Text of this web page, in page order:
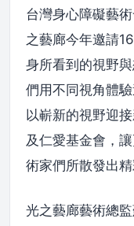
台灣身心障礙藝
之藝廊今年邀請
身所看到的視野
們用不同視角體
以嶄新的視野迎
及仁愛基金會，
術家們所散發出
光之藝廊藝術總